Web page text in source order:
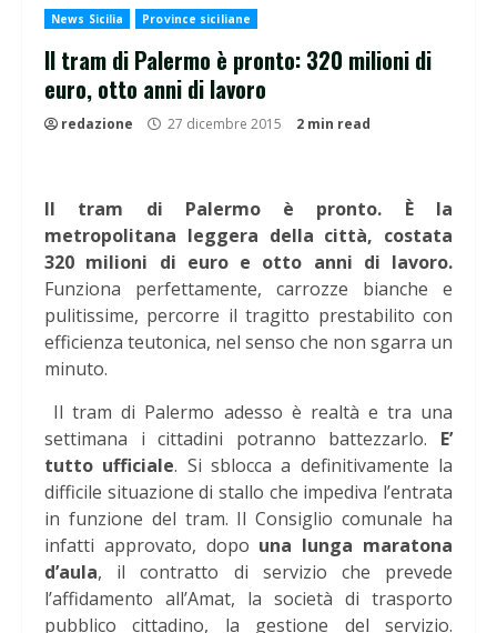
News Sicilia Province siciliane
Il tram di Palermo è pronto: 320 milioni di
euro, otto anni di lavoro
redazione 27 dicembre 2015 2 min read
Il tram di Palermo è pronto. È la
metropolitana leggera della città, costata
320 milioni di euro e otto anni di lavoro.
Funziona perfettamente, carrozze bianche e
pulitissime, percorre il tragitto prestabilito con
efficienza teutonica, nel senso che non sgarra un
minuto.
Il tram di Palermo adesso è realtà e tra una
settimana i cittadini potranno battezzarlo. E’
tutto ufficiale. Si sblocca a definitivamente la
difficile situazione di stallo che impediva l’entrata
in funzione del tram. Il Consiglio comunale ha
infatti approvato, dopo una lunga maratona
d’aula, il contratto di servizio che prevede
l’affidamento all’Amat, la società di trasporto
pubblico cittadino, la gestione del servizio.